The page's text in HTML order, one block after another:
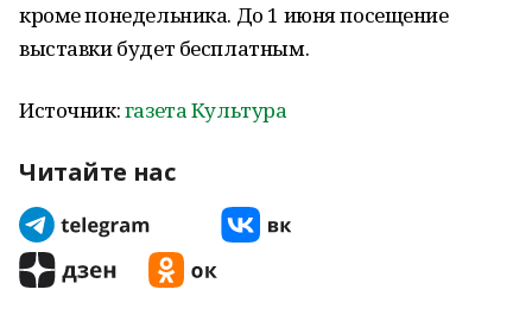
кроме понедельника. До 1 июня посещение
выставки будет бесплатным.
Источник:газета Культура
Читайте нас